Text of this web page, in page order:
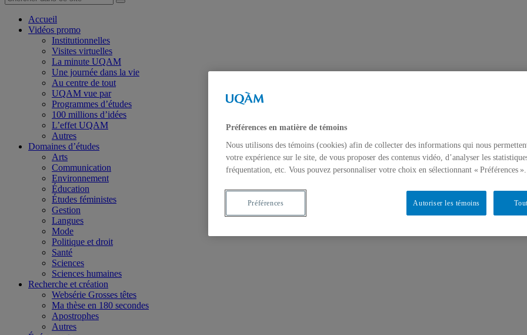
Accueil
Vidéos promo
Institutionnelles
Visites virtuelles
La minute UQAM
Une journée dans la vie
Au centre de tout
UQAM vue par
Programmes d’études
100 millions d’idées
L’effet UQAM
Autres
Domaines d’études
Arts
Communication
Environnement
Éducation
Études féministes
Gestion
Langues
Mode
Politique et droit
Santé
Sciences
Sciences humaines
Recherche et création
Websérie Grosses têtes
Ma thèse en 180 secondes
Apostrophes
Autres
Préférences en matière de témoins
Nous utilisons des témoins (cookies) afin de collecter des informations qui nous
votre expérience sur le site, de vous proposer des contenus vidéo, d’analyser les
fréquentation, etc. Vous pouvez personnaliser votre choix en sélectionnant « Préférences ».
Autoriser les témoins
Préférences